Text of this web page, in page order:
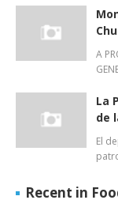
A
La
de
El
Recent in